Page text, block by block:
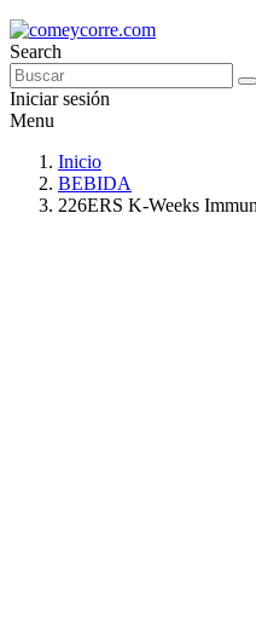
Search
Iniciar sesión
Menu
Inicio
BEBIDA
226ERS K-Weeks